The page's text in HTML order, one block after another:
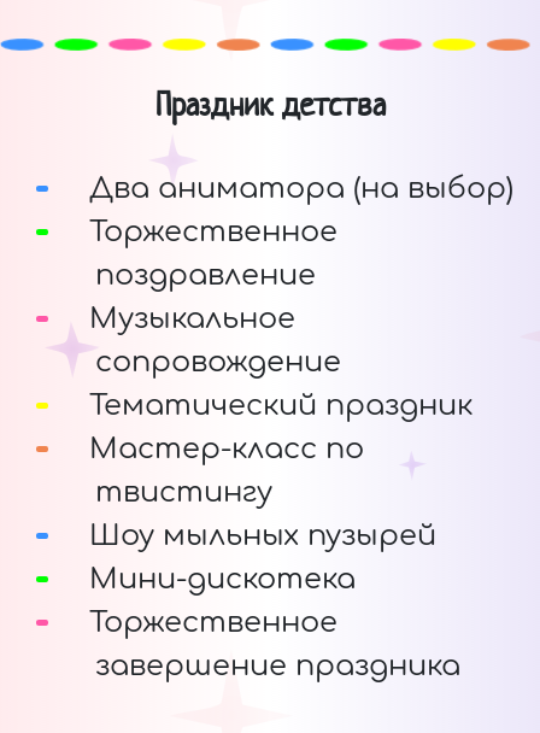
Праздник детства
Два аниматора (на выбор)
Торжественное
поздравление
Музыкальное
сопровождение
Тематический праздник
Мастер-класс по
твистингу
Шоу мыльных пузырей
Мини-дискотека
Торжественное
завершение праздника